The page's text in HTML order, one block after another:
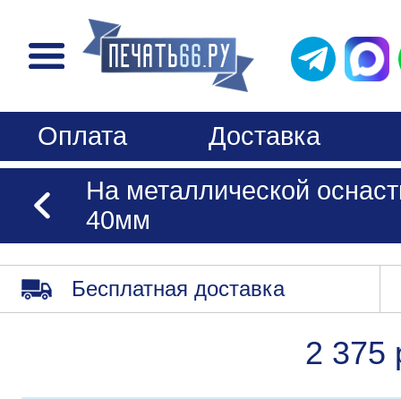
Оплата
Доставка
На металлической
40мм
Бесплатная доставка
2 375